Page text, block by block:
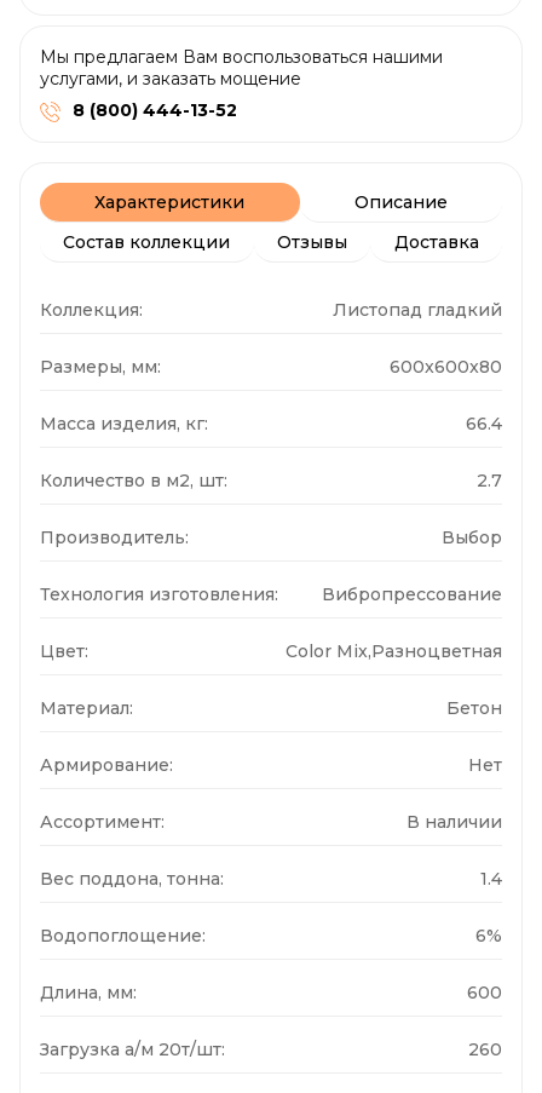
Мы предлагаем Вам воспользоваться нашими
услугами, и заказать мощение
8 (800) 444-13-52
Характеристики
Описание
Состав коллекции
Отзывы Доставка
Коллекция: Листопад гладкий
Размеры, мм: 600x600x80
Масса изделия, кг: 66.4
Количество в м2, шт: 2.7
Производитель: Выбор
Технология изготовления: Вибропрессование
Цвет: Color Mix,Разноцветная
Материал: Бетон
Армирование: Нет
Ассортимент: В наличии
Вес поддона, тонна: 1.4
Водопоглощение: 6%
Длина, мм: 600
Загрузка а/м 20т/шт: 260